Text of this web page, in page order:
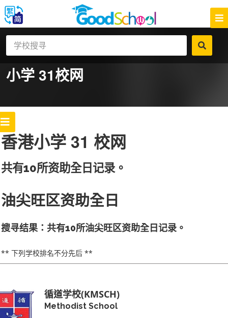
小学 31校网
香港小学 31 校网
共有10所资助全日记录。
油尖旺区资助全日
搜寻结果：共有10所油尖旺区资助全日记录。
** 下列学校排名不分先后 **
循道学校(KMSCH)
Methodist School